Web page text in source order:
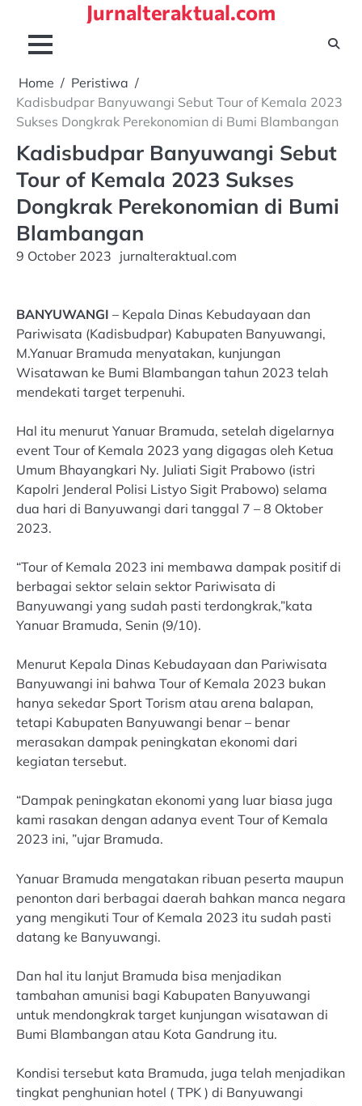
content
Jurnalteraktual.com
Home
Peristiwa
Kadisbudpar Banyuwangi Sebut Tour of Kemala 2023
Sukses Dongkrak Perekonomian di Bumi Blambangan
Kadisbudpar Banyuwangi Sebut
Tour of Kemala 2023 Sukses
Dongkrak Perekonomian di Bumi
Blambangan
9 October 2023 jurnalteraktual.com
BANYUWANGI – Kepala Dinas Kebudayaan dan
Pariwisata (Kadisbudpar) Kabupaten Banyuwangi,
M.Yanuar Bramuda menyatakan, kunjungan
Wisatawan ke Bumi Blambangan tahun 2023 telah
mendekati target terpenuhi.
Hal itu menurut Yanuar Bramuda, setelah digelarnya
event Tour of Kemala 2023 yang digagas oleh Ketua
Umum Bhayangkari Ny. Juliati Sigit Prabowo (istri
Kapolri Jenderal Polisi Listyo Sigit Prabowo) selama
dua hari di Banyuwangi dari tanggal 7 – 8 Oktober
2023.
“Tour of Kemala 2023 ini membawa dampak positif di
berbagai sektor selain sektor Pariwisata di
Banyuwangi yang sudah pasti terdongkrak,”kata
Yanuar Bramuda, Senin (9/10).
Menurut Kepala Dinas Kebudayaan dan Pariwisata
Banyuwangi ini bahwa Tour of Kemala 2023 bukan
hanya sekedar Sport Torism atau arena balapan,
tetapi Kabupaten Banyuwangi benar – benar
merasakan dampak peningkatan ekonomi dari
kegiatan tersebut.
“Dampak peningkatan ekonomi yang luar biasa juga
kami rasakan dengan adanya event Tour of Kemala
2023 ini, ”ujar Bramuda.
Yanuar Bramuda mengatakan ribuan peserta maupun
penonton dari berbagai daerah bahkan manca negara
yang mengikuti Tour of Kemala 2023 itu sudah pasti
datang ke Banyuwangi.
Dan hal itu lanjut Bramuda bisa menjadikan
tambahan amunisi bagi Kabupaten Banyuwangi
untuk mendongkrak target kunjungan wisatawan di
Bumi Blambangan atau Kota Gandrung itu.
Kondisi tersebut kata Bramuda, juga telah menjadikan
tingkat penghunian hotel ( TPK ) di Banyuwangi